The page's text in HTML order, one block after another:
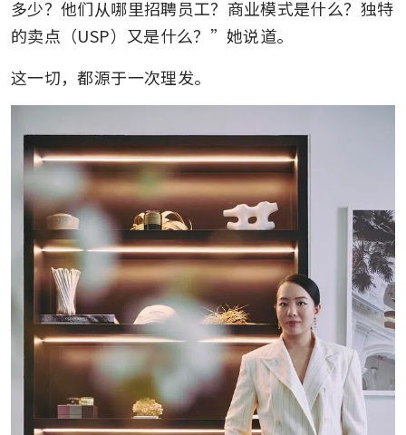
多少？他们从哪里招聘员工？商业模式是什么？独特
的卖点（USP）又是什么？”她说道。
这一切，都源于一次理发。